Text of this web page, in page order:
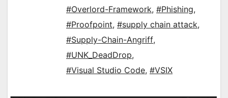
#Overlord-Framework, #Phishing,
#Proofpoint, #supply chain attack,
#Supply-Chain-Angriff,
#UNK_DeadDrop,
#Visual Studio Code, #VSIX